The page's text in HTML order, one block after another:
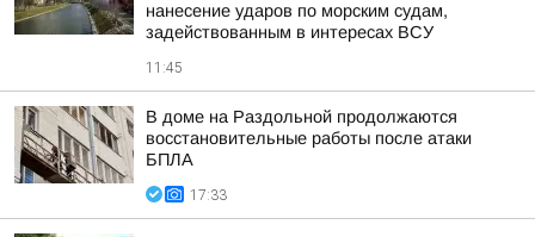
нанесение ударов по морским судам,
задействованным в интересах ВСУ
11:45
В доме на Раздольной продолжаются
восстановительные работы после атаки
БПЛА
17:33